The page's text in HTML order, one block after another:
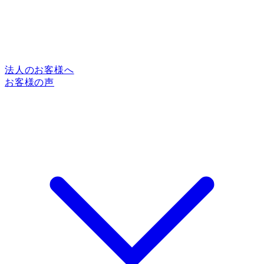
法人のお客様へ
お客様の声